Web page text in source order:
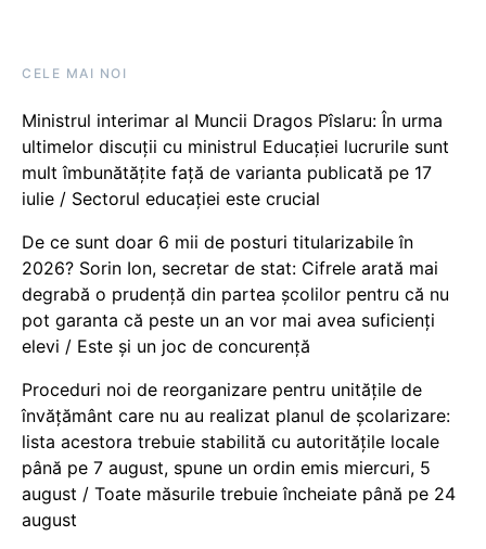
CELE MAI NOI
Ministrul interimar al Muncii Dragos Pîslaru: În urma
ultimelor discuții cu ministrul Educației lucrurile sunt
mult îmbunătățite față de varianta publicată pe 17
iulie / Sectorul educației este crucial
De ce sunt doar 6 mii de posturi titularizabile în
2026? Sorin Ion, secretar de stat: Cifrele arată mai
degrabă o prudență din partea școlilor pentru că nu
pot garanta că peste un an vor mai avea suficienți
elevi / Este și un joc de concurență
Proceduri noi de reorganizare pentru unitățile de
învățământ care nu au realizat planul de școlarizare:
lista acestora trebuie stabilită cu autoritățile locale
până pe 7 august, spune un ordin emis miercuri, 5
august / Toate măsurile trebuie încheiate până pe 24
august